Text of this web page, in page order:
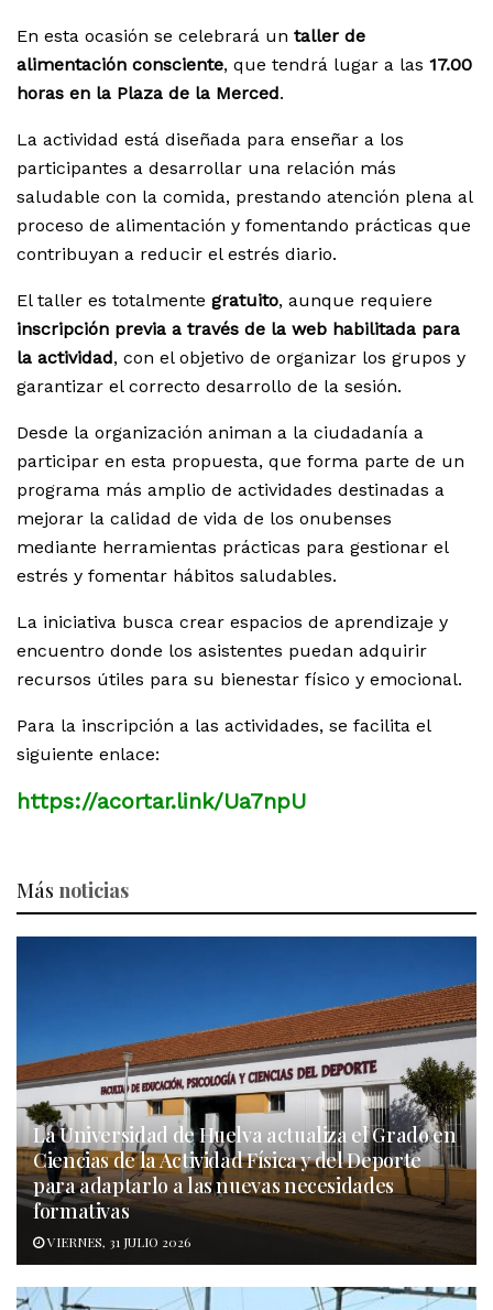
En esta ocasión se celebrará un taller de
alimentación consciente, que tendrá lugar a las 17.00
horas en la Plaza de la Merced.
La actividad está diseñada para enseñar a los
participantes a desarrollar una relación más
saludable con la comida, prestando atención plena al
proceso de alimentación y fomentando prácticas que
contribuyan a reducir el estrés diario.
El taller es totalmente gratuito, aunque requiere
inscripción previa a través de la web habilitada para
la actividad, con el objetivo de organizar los grupos y
garantizar el correcto desarrollo de la sesión.
Desde la organización animan a la ciudadanía a
participar en esta propuesta, que forma parte de un
programa más amplio de actividades destinadas a
mejorar la calidad de vida de los onubenses
mediante herramientas prácticas para gestionar el
estrés y fomentar hábitos saludables.
La iniciativa busca crear espacios de aprendizaje y
encuentro donde los asistentes puedan adquirir
recursos útiles para su bienestar físico y emocional.
Para la inscripción a las actividades, se facilita el
siguiente enlace:
https://acortar.link/Ua7npU
Más noticias
La Universidad de Huelva actualiza el Grado en
Ciencias de la Actividad Física y del Deporte
para adaptarlo a las nuevas necesidades
formativas
VIERNES, 31 JULIO 2026